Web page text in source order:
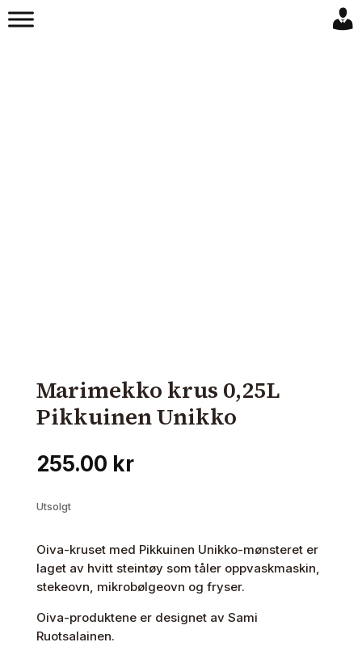
Marimekko krus 0,25L
Pikkuinen Unikko
255.00 kr
Utsolgt
Oiva-kruset med Pikkuinen Unikko-mønsteret er
laget av hvitt steintøy som tåler oppvaskmaskin,
stekeovn, mikrobølgeovn og fryser.
Oiva-produktene er designet av Sami
Ruotsalainen.